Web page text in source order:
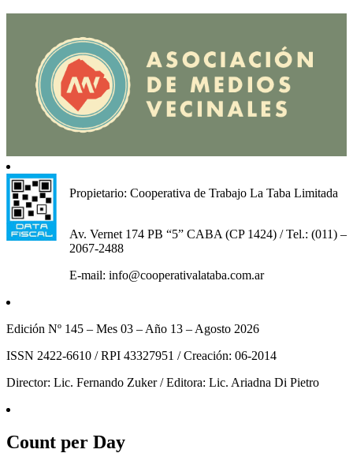
Propietario: Cooperativa de Trabajo La Taba Limitada
Av. Vernet 174 PB “5” CABA (CP 1424) / Tel.: (011) –
2067-2488
E-mail: info@cooperativalataba.com.ar
Edición Nº 145 – Mes 03 – Año 13 – Agosto 2026
ISSN 2422-6610 / RPI 43327951 / Creación: 06-2014
Director: Lic. Fernando Zuker / Editora: Lic. Ariadna Di Pietro
Count per Day